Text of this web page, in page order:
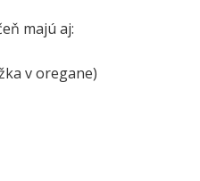
majú aj:
v oregane)